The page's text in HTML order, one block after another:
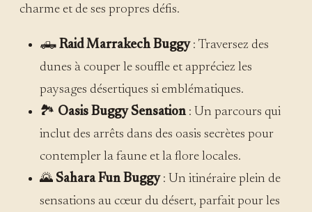
charme et de ses propres défis.
🛻 Raid Marrakech Buggy: Traversez des
dunes à couper le souffle et appréciez les
paysages désertiques si emblématiques.
🏞️ Oasis Buggy Sensation: Un parcours qui
inclut des arrêts dans des oasis secrètes pour
contempler la faune et la flore locales.
🌄 Sahara Fun Buggy: Un itinéraire plein de
sensations au cœur du désert, parfait pour les